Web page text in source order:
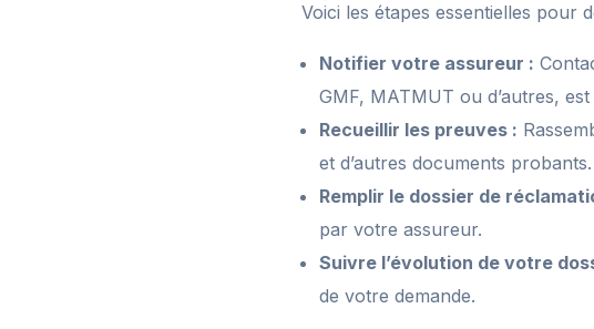
Voici les étapes essentielles pour
Notifier votre assureur :
GMF, MATMUT ou d’autres,
Recueillir les preuves :
et d’autres documents probants.
Remplir le dossier de
par votre assureur.
Suivre l’évolution de votre
de votre demande.